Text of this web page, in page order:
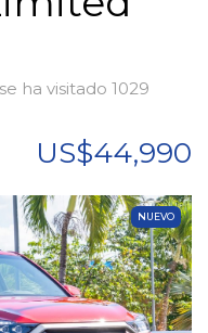
ha visitado 1029
US$44,990
NUEVO